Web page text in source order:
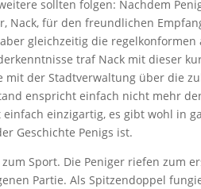
sollten folgen: Nachdem
Nack, für den freundlichen
gleichzeitig die
traf Nack mit dieser
mit der Stadtverwaltung über die
enspricht einfach nicht mehr
einzigartig, es gibt wohl in
Geschichte Penigs ist.
zum Sport. Die Peniger riefen zum
Partie. Als Spitzendoppel